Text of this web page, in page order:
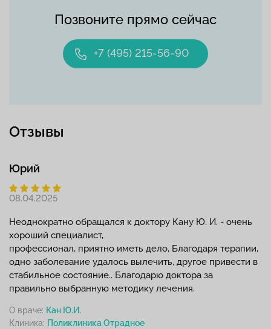
Позвоните прямо сейчас
+7 (495) 215-56-90
Отзывы
Юрий
08.04.2025
Неоднократно обращался к доктору Кану Ю. И. - очень
хороший специалист,
профессионал, приятно иметь дело, Благодаря терапии,
одно заболевание удалось вылечить, другое привести в
стабильное состояние.. Благодарю доктора за
правильно выбранную методику лечения.
О враче: Кан Ю.И.
Клиника: